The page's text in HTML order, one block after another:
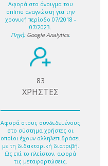
Αφορά στο άνοιγμα του
online αναγνώστη για την
χρονική περίοδο 07/2018 -
07/2023.
Πηγή: Google Analytics.
83
ΧΡΗΣΤΕΣ
Αφορά στους συνδεδεμένους
στο σύστημα χρήστες οι
οποίοι έχουν αλληλεπιδράσει
με τη διδακτορική διατριβή.
Ως επί το πλείστον, αφορά
τις μεταφορτώσεις.